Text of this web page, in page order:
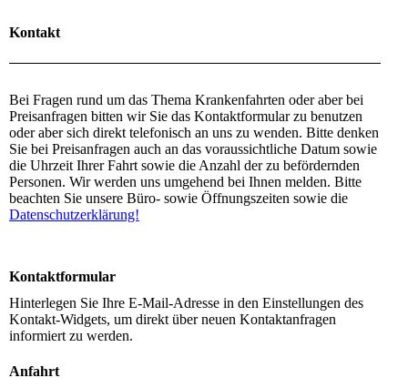
Kontakt
Bei Fragen rund um das Thema Krankenfahrten oder aber bei
Preisanfragen bitten wir Sie das Kontaktformular zu benutzen
oder aber sich direkt telefonisch an uns zu wenden. Bitte denken
Sie bei Preisanfragen auch an das voraussichtliche Datum sowie
die Uhrzeit Ihrer Fahrt sowie die Anzahl der zu befördernden
Personen. Wir werden uns umgehend bei Ihnen melden. Bitte
beachten Sie unsere Büro- sowie Öffnungszeiten sowie die
Datenschutzerklärung!
Kontaktformular
Hinterlegen Sie Ihre E-Mail-Adresse in den Einstellungen des
Kontakt-Widgets, um direkt über neuen Kontaktanfragen
informiert zu werden.
Anfahrt